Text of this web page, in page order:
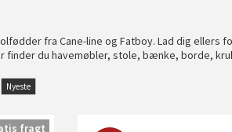
fra Cane-line og Fatboy. Lad dig ellers
finder du havemøbler, stole, bænke, borde,
Nyeste
fragt